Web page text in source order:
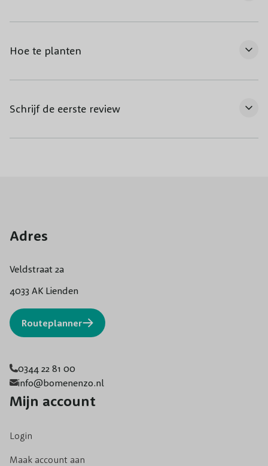
Hoe te planten
Schrijf de eerste review
Adres
Veldstraat 2a
4033 AK Lienden
Routeplanner
0344 22 81 00
info@bomenenzo.nl
Mijn account
Login
Maak account aan